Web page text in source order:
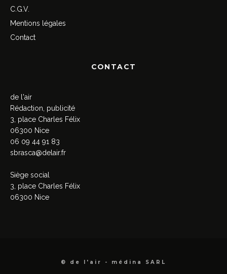
C.G.V.
Mentions légales
Contact
CONTACT
de l'air
Rédaction, publicité
3, place Charles Félix
06300 Nice
06 09 44 91 83
sbrasca@delair.fr
Siège social
3, place Charles Félix
06300 Nice
© de l'air - médina SARL